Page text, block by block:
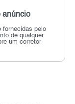
anúncio
fornecidas pelo
de qualquer
um corretor